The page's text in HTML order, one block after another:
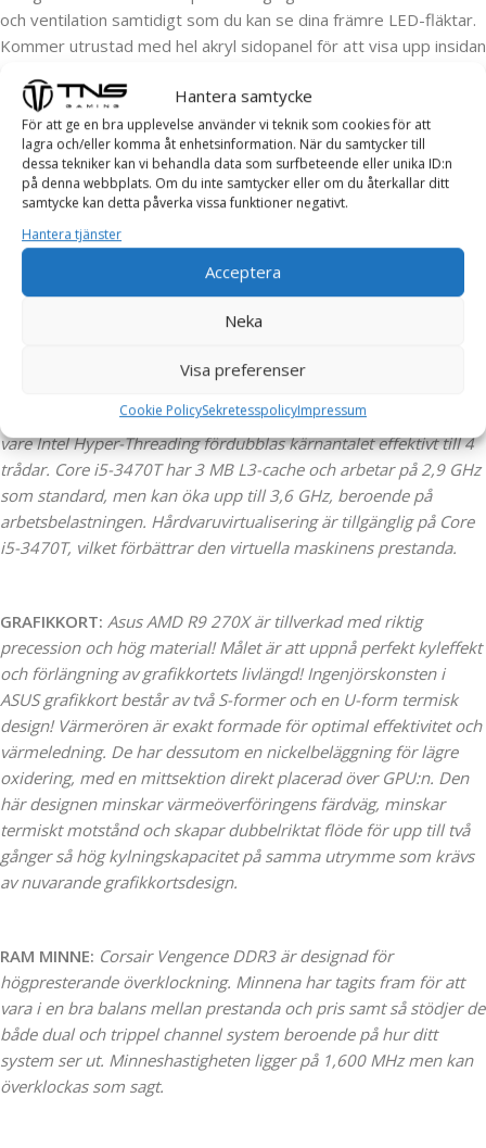
Hantera samtycke
För att ge en bra upplevelse använder vi teknik som cookies för att
lagra och/eller komma åt enhetsinformation. När du samtycker till
dessa tekniker kan vi behandla data som surfbeteende eller unika ID:n
på denna webbplats. Om du inte samtycker eller om du återkallar ditt
samtycke kan detta påverka vissa funktioner negativt.
Hantera tjänster
Acceptera
Neka
Visa preferenser
Cookie PolicySekretesspolicyImpressum
och ventilation samtidigt som du kan se dina främre LED-fläktar.
Kommer utrustad med hel akryl sidopanel för att visa upp insidan
Dessutom tillåter chassin installation av fläktar på framsidan (2 x
120 mm -FRGB-fläktar ingår) och på baksidan (1 x 120 mm -
FRGB ingår) och ger stöd för vätskekylning på framsidan (tillval
120/24 0 radiator, < 296 mm lång). Ta dig in i gaming världen
med stil! Du kan välja att bygga i Micro-ATX eller Mini-ITX format
beroende på din egna stil samt önskemål.
sortimentet, med Ivy Bridge-arkitekturen med Socket 1155. Tack
vare Intel Hyper-Threading fördubblas kärnantalet effektivt till 4
trådar. Core i5-3470T har 3 MB L3-cache och arbetar på 2,9 GHz
som standard, men kan öka upp till 3,6 GHz, beroende på
arbetsbelastningen. Hårdvaruvirtualisering är tillgänglig på Core
i5-3470T, vilket förbättrar den virtuella maskinens prestanda.
GRAFIKKORT: Asus AMD R9 270X är tillverkad med riktig
precession och hög material! Målet är att uppnå perfekt kyleffekt
och förlängning av grafikkortets livlängd! Ingenjörskonsten i
ASUS grafikkort består av två S-former och en U-form termisk
design! Värmerören är exakt formade för optimal effektivitet och
värmeledning. De har dessutom en nickelbeläggning för lägre
oxidering, med en mittsektion direkt placerad över GPU:n. Den
här designen minskar värmeöverföringens färdväg, minskar
termiskt motstånd och skapar dubbelriktat flöde för upp till två
gånger så hög kylningskapacitet på samma utrymme som krävs
av nuvarande grafikkortsdesign.
RAM MINNE: Corsair Vengence DDR3 är designad för
högpresterande överklockning. Minnena har tagits fram för att
vara i en bra balans mellan prestanda och pris samt så stödjer de
både dual och trippel channel system beroende på hur ditt
system ser ut. Minneshastigheten ligger på 1,600 MHz men kan
överklockas som sagt.